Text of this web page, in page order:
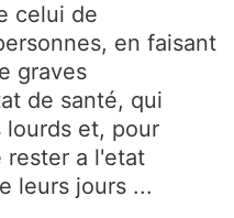
celui de
en faisant
graves
de santé, qui
lourds et, pour
rester a l'etat
leurs jours ...